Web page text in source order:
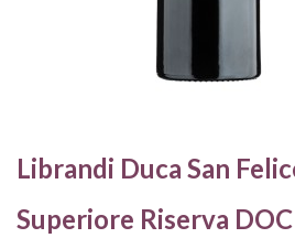
Librandi Duca San
Superiore Riserva DOC